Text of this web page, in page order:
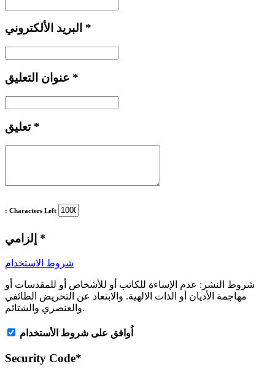
*
*
تعليق *
: Characters Left
*
شروط الاستخدام
شروط النشر: عدم الإساءة للكاتب أو للأشخاص أو للمقدسات أو
مهاجمة الأديان أو الذات الالهية. والابتعاد عن التحريض الطائفي
والعنصري والشتائم.
اُوافق على شروط الأستخدام
Security Code*